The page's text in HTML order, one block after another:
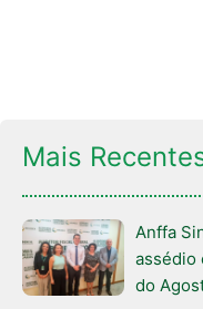
Mais
Anffa
assédio
do